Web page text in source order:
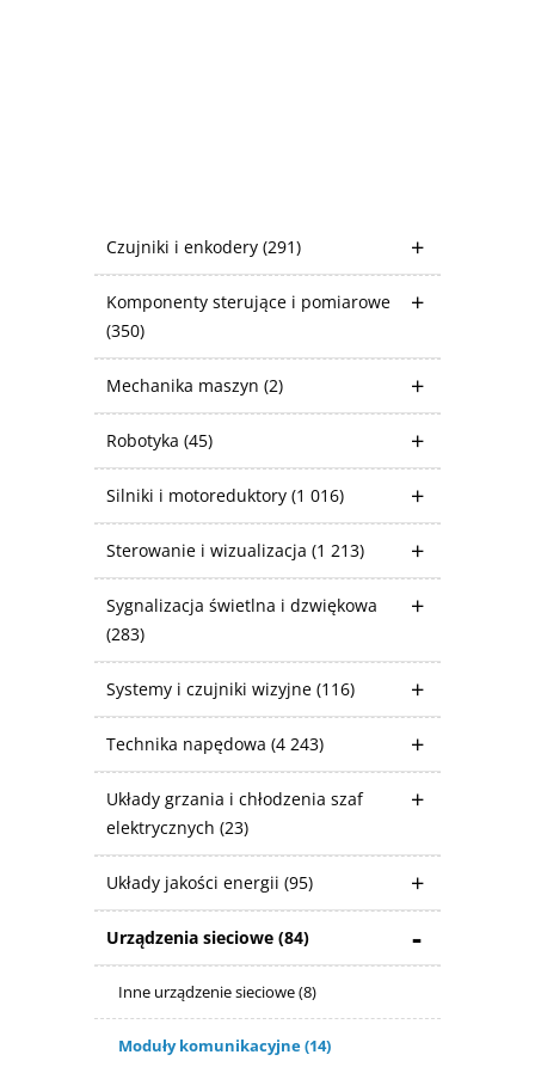
Czujniki i enkodery (291)
Komponenty sterujące i pomiarowe
(350)
Mechanika maszyn (2)
Robotyka (45)
Silniki i motoreduktory (1 016)
Sterowanie i wizualizacja (1 213)
Sygnalizacja świetlna i dzwiękowa
(283)
Systemy i czujniki wizyjne (116)
Technika napędowa (4 243)
Układy grzania i chłodzenia szaf
elektrycznych (23)
Układy jakości energii (95)
Urządzenia sieciowe (84)
Inne urządzenie sieciowe(8)
Moduły komunikacyjne(14)